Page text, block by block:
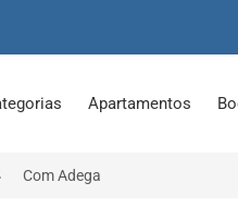
Apartamentos
Com Adega